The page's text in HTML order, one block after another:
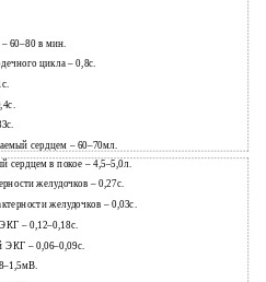
–60–80 в мин.
цикла – 0,8с.
сердцем –60–70мл.
сердцем в покое –4,5–5,0л.
желудочков – 0,27с.
желудочков – 0,03с.
ЭКГ –0,12–0,18с.
ЭКГ –0,06–0,09с.